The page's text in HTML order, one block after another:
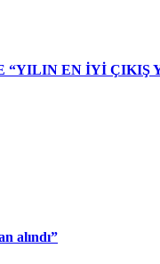
EN İYİ ÇIKIŞ
alındı”